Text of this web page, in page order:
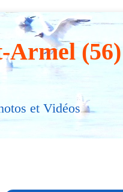
Armel (56)
et Vidéos